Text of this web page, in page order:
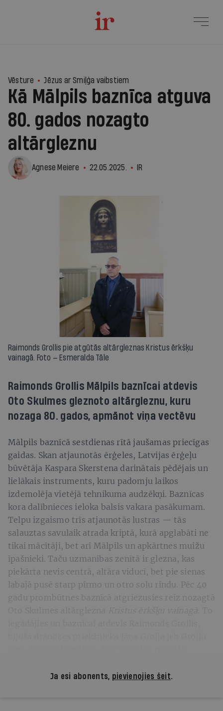
Vēsture Jēzus ar Smiļģa vaibstiem
Kā Mālpils baznīca atguva
80. gados nozagto
altārgleznu
Agnese Meiere 22.05.2025. IR
Raimonds Grollis pie atgūtās altārgleznas Kristus ērkšķu
vainagā. Foto — Esmeralda Tāle
Raimonds Grollis Mālpils baznīcai atdevis
Oto Skulmes gleznoto altārgleznu, kuru
nozaga 80. gados, apmānot viņa vectēvu
Mālpils baznīcā sestdienas rītā jaušamas priecīgas
gaidas. Skan atjaunotās ērģeles, Latvijas ērģeļu
būvētāja Kaspara Skerstena darinātais pēdējais un
lielākais instruments, kuru padomju laikos
izdemolēja vietējā tehnikuma audzēkņi. Baznīcas
kora dalībnieces ieloka balsis vakara pasākumam.
Telpu izgaismo trīs atjaunotās lustras — tās
salauztas savulaik atrada kriptā, kurā apglabāti ne
tikai mācītāji, bet arī Mālpils un apkārtnes muižu
īpašnieki. Taču uzmanības zenītā ir glezna, kas
piekārta nevis centrā, altāra viducī, bet pie sienas
labajā pusē starp pirmo un otro solu rindu. Pēc 40
gadu prombūtnes baznīcā atgriezusies reiz nozagtā
Ja esi abonents, pievienojies šeit.